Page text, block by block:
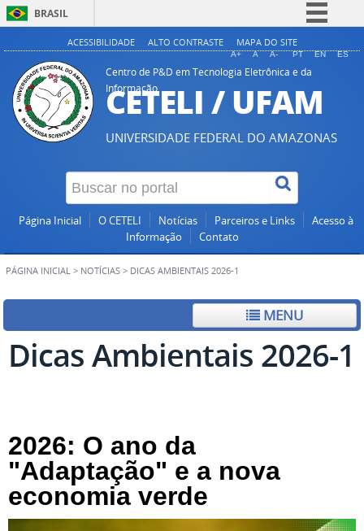
BRASIL
Simplifique!
Comunica BR
Participe
Acesso à informação
Legislação
Canais
ACESSIBILIDADE ALTO CONTRASTE MAPA DO SITE
A+ A A- PT EN ES
Centro de P&D em Tecnologia Eletrônica e da
Informação
CETELI / UFAM
UNIVERSIDADE FEDERAL DO AMAZONAS
Página Inicial O CETELI Notícias Parceiros e Links
Acesso à
Informação
Contato
PÁGINA INICIAL > NOTÍCIAS > DICAS AMBIENTAIS 2026-1
MENU
Dicas Ambientais 2026-1
2026: O ano da
"Adaptação" e a nova
economia verde